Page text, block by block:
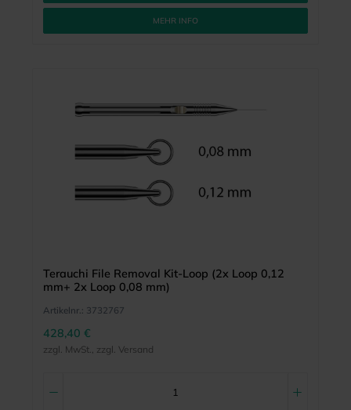
MEHR INFO
Terauchi File Removal Kit-Loop (2x Loop 0,12
mm+ 2x Loop 0,08 mm)
Artikelnr.: 3732767
428,40 €
zzgl. MwSt., zzgl. Versand